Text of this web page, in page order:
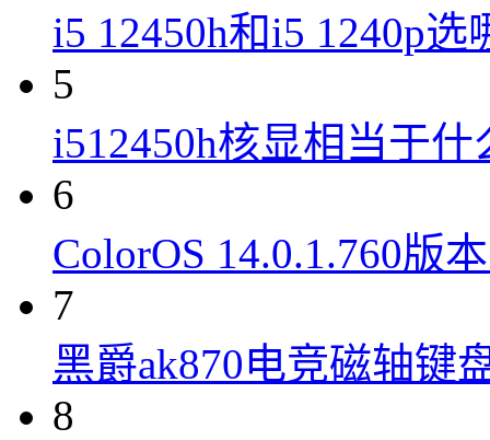
i5 12450h和i5 1240p选
5
i512450h核显相当于什
6
ColorOS 14.0.1.760版
7
黑爵ak870电竞磁轴键
8